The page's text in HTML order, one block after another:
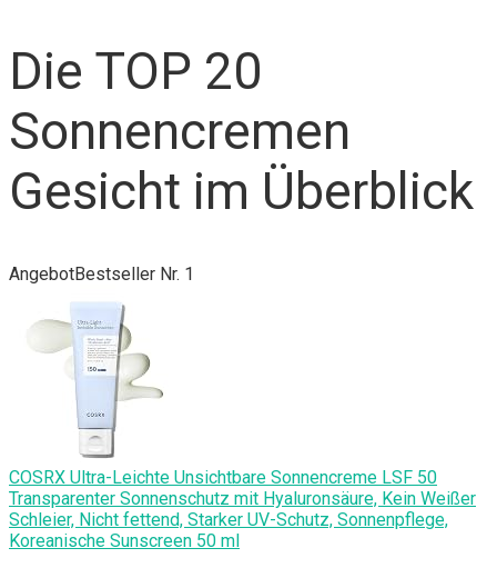
Die TOP 20
Sonnencremen
Gesicht im Überblick
AngebotBestseller Nr. 1
COSRX Ultra-Leichte Unsichtbare Sonnencreme LSF 50
Transparenter Sonnenschutz mit Hyaluronsäure, Kein Weißer
Schleier, Nicht fettend, Starker UV-Schutz, Sonnenpflege,
Koreanische Sunscreen 50 ml